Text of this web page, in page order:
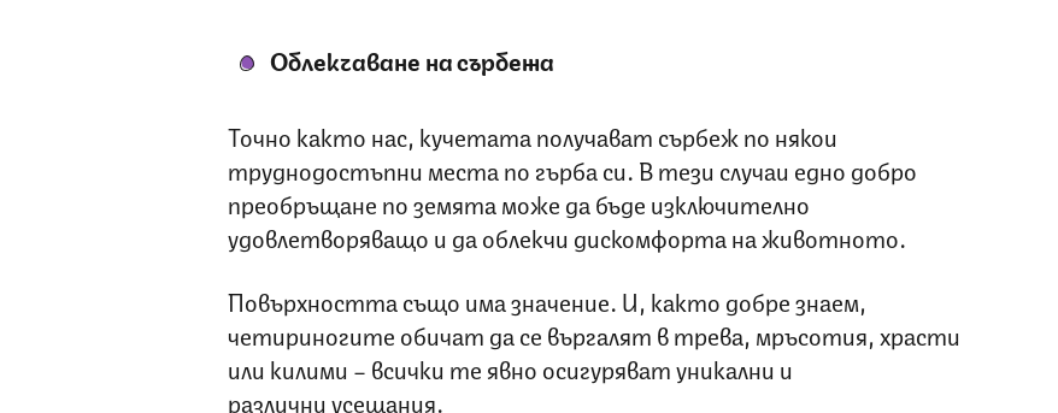
Облекчаване на сърбежа
Точно както нас, кучетата получават сърбеж по някои
труднодостъпни места по гърба си. В тези случаи едно добро
преобръщане по земята може да бъде изключително
удовлетворяващо и да облекчи дискомфорта на животното.
Повърхността също има значение. И, както добре знаем,
четириногите обичат да се въргалят в трева, мръсотия, храсти
или килими – всички те явно осигуряват уникални и
различни усещания.